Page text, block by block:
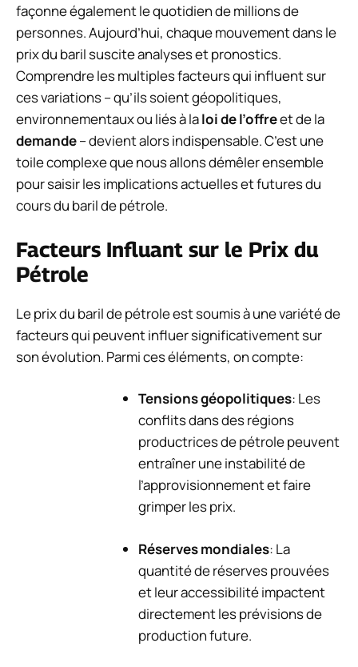
façonne également le quotidien de millions de
personnes. Aujourd’hui, chaque mouvement dans le
prix du baril suscite analyses et pronostics.
Comprendre les multiples facteurs qui influent sur
ces variations – qu’ils soient géopolitiques,
environnementaux ou liés à laloi de l’offreet de la
demande– devient alors indispensable. C’est une
toile complexe que nous allons démêler ensemble
pour saisir les implications actuelles et futures du
cours du baril de pétrole.
Facteurs Influant sur le Prix du
Pétrole
Le prix du baril de pétrole est soumis à une variété de
facteurs qui peuvent influer significativement sur
son évolution. Parmi ces éléments, on compte:
Tensions géopolitiques: Les
conflits dans des régions
productrices de pétrole peuvent
entraîner une instabilité de
l’approvisionnement et faire
grimper les prix.
Réserves mondiales: La
quantité de réserves prouvées
et leur accessibilité impactent
directement les prévisions de
production future.